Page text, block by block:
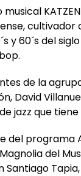
musical
cultivador
y 60´s del
de la
David
jazz que
del programa
del
Santiago